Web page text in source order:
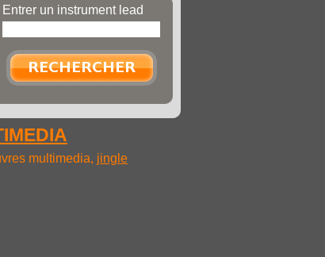
Entrer un instrument lead
multimedia, jingle